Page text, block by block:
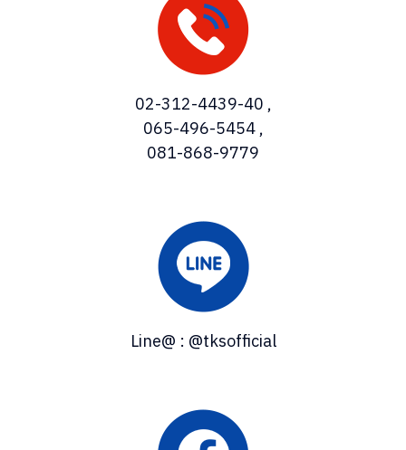
02-312-4439-40,
065-496-5454,
081-868-9779
Line@ : @tksofficial